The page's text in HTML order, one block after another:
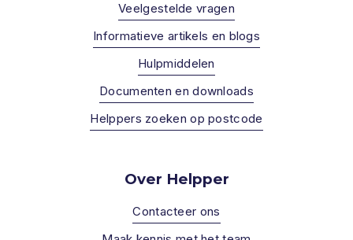
Veelgestelde vragen
Informatieve artikels en blogs
Hulpmiddelen
Documenten en downloads
Helppers zoeken op postcode
Over Helpper
Contacteer ons